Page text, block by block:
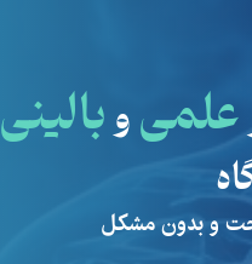
علمیوبالینی
و بدون مشکل